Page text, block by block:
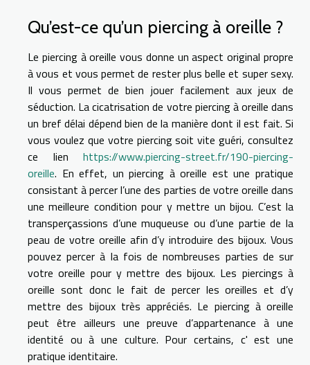
Qu’est-ce qu’un piercing à oreille ?
Le piercing à oreille vous donne un aspect original propre
à vous et vous permet de rester plus belle et super sexy.
Il vous permet de bien jouer facilement aux jeux de
séduction. La cicatrisation de votre piercing à oreille dans
un bref délai dépend bien de la manière dont il est fait. Si
vous voulez que votre piercing soit vite guéri, consultez
ce lien https://www.piercing-street.fr/190-piercing-
oreille. En effet, un piercing à oreille est une pratique
consistant à percer l’une des parties de votre oreille dans
une meilleure condition pour y mettre un bijou. C’est la
transperçassions d’une muqueuse ou d’une partie de la
peau de votre oreille afin d’y introduire des bijoux. Vous
pouvez percer à la fois de nombreuses parties de sur
votre oreille pour y mettre des bijoux. Les piercings à
oreille sont donc le fait de percer les oreilles et d’y
mettre des bijoux très appréciés. Le piercing à oreille
peut être ailleurs une preuve d’appartenance à une
identité ou à une culture. Pour certains, c' est une
pratique identitaire.